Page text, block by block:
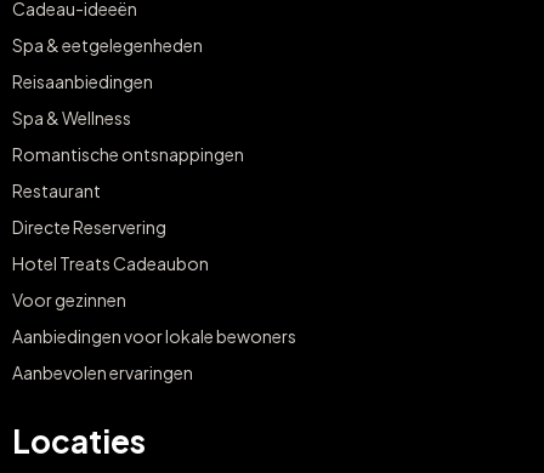
Cadeau-ideeën
Spa & eetgelegenheden
Reisaanbiedingen
Spa & Wellness
Romantische ontsnappingen
Restaurant
Directe Reservering
Hotel Treats Cadeaubon
Voor gezinnen
Aanbiedingen voor lokale bewoners
Aanbevolen ervaringen
Locaties